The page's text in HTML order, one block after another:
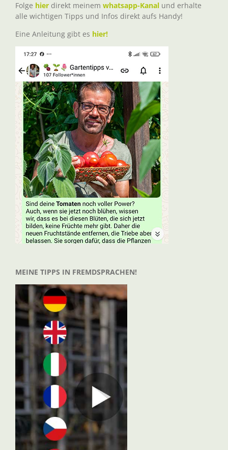
Folge hier direkt meinem whatsapp-Kanal und erhalte
alle wichtigen Tipps und Infos direkt aufs Handy!
Eine Anleitung gibt es hier!
MEINE TIPPS IN FREMDSPRACHEN!